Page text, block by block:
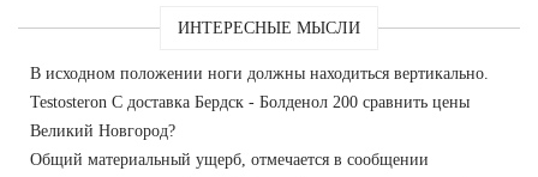
ИНТЕРЕСНЫЕ МЫСЛИ
В исходном положении ноги должны находиться вертикально.
Testosteron C доставка Бердск - Болденол 200 сравнить цены
Великий Новгород?
Общий материальный ущерб, отмечается в сообщении